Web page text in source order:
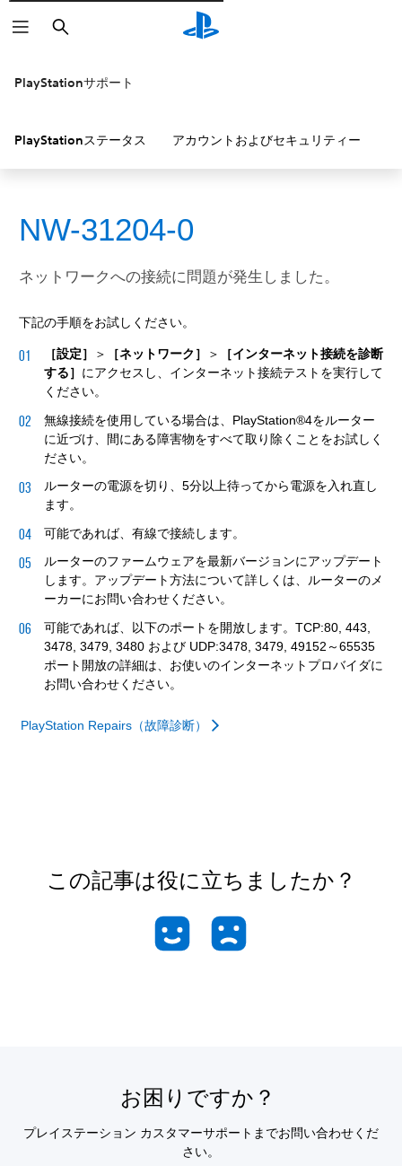
検
索
PlayStationサポート
PlayStationステータス アカウントおよびセキュリティー
NW-31204-0
ネットワークへの接続に問題が発生しました。
下記の手順をお試しください。
［設定］ ＞ ［ネットワーク］ ＞
［インターネット接続を診断
する］ にアクセスし、インターネット接続テストを実行して
ください。
無線接続を使用している場合は、PlayStation®4をルーター
に近づけ、間にある障害物をすべて取り除くことをお試しく
ださい。
ルーターの電源を切り、5分以上待ってから電源を入れ直し
ます。
可能であれば、有線で接続します。
ルーターのファームウェアを最新バージョンにアップデート
します。アップデート方法について詳しくは、ルーターのメ
ーカーにお問い合わせください。
可能であれば、以下のポートを開放します。TCP:80, 443,
3478, 3479, 3480 および UDP:3478, 3479, 49152～65535
ポート開放の詳細は、お使いのインターネットプロバイダに
お問い合わせください。
PlayStation Repairs（故障診断）
この記事は役に立ちましたか？
お困りですか？
プレイステーション カスタマーサポートまでお問い合わせくだ
さい。